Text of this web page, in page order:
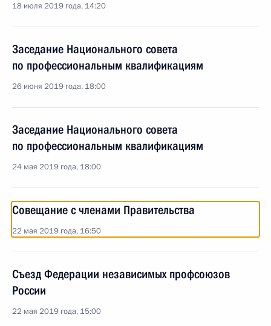
18 июля 2019 года, 14:20
Заседание Национального совета
по профессиональным квалификациям
26 июня 2019 года, 18:00
Заседание Национального совета
по профессиональным квалификациям
24 мая 2019 года, 18:00
Совещание с членами Правительства
22 мая 2019 года, 16:50
Съезд Федерации независимых профсоюзов
России
22 мая 2019 года, 15:00